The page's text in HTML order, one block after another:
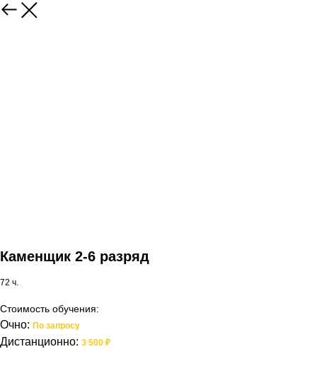
Каменщик 2-6 разряд
72 ч.
Стоимость обучения:
Очно: По запросу
Дистанционно: 3 500 ₽